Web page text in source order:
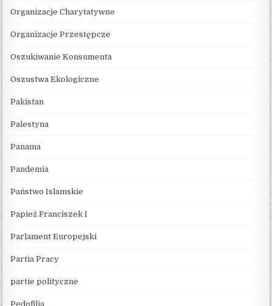
Organizacje Charytatywne
Organizacje Przestępcze
Oszukiwanie Konsumenta
Oszustwa Ekologiczne
Pakistan
Palestyna
Panama
Pandemia
Państwo Islamskie
Papież Franciszek I
Parlament Europejski
Partia Pracy
partie polityczne
Pedofilia